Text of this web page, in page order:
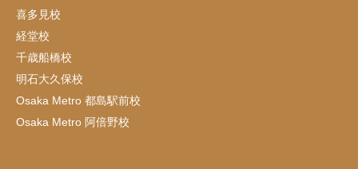
喜多見校
経堂校
千歳船橋校
明石大久保校
Osaka Metro 都島駅前校
Osaka Metro 阿倍野校